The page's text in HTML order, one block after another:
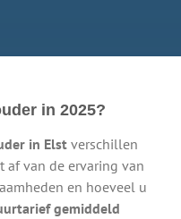
in 2025?
in Elstverschillen
af van de ervaring van
en hoeveel u
gemiddeld